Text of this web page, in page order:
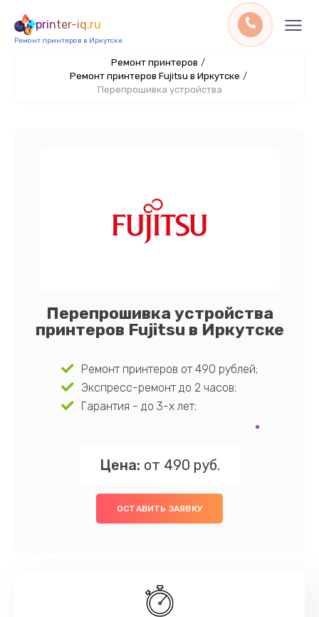
printer-iq.ru
Ремонт принтеров в Иркутске
Ремонт принтеров /
Ремонт принтеров Fujitsu в Иркутске /
Перепрошивка устройства
Перепрошивка устройства
принтеров Fujitsu в Иркутске
Ремонт принтеров от 490 рублей;
Экспресс-ремонт до 2 часов;
Гарантия - до 3-х лет;
Цена: от 490 руб.
ОСТАВИТЬ ЗАЯВКУ